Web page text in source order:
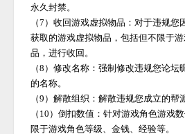
永久封禁。
（7）收回游戏虚拟物品：对于违规您
获取的游戏虚拟物品，包括但不限于
品，进行收回。
（8）修改名称：强制修改违规您论坛
的名称。
（9）解散组织：解散违规您成立的帮
（ 10）倒扣数值：针对游戏角色游戏
限于游戏角色等级、金钱、经验等。